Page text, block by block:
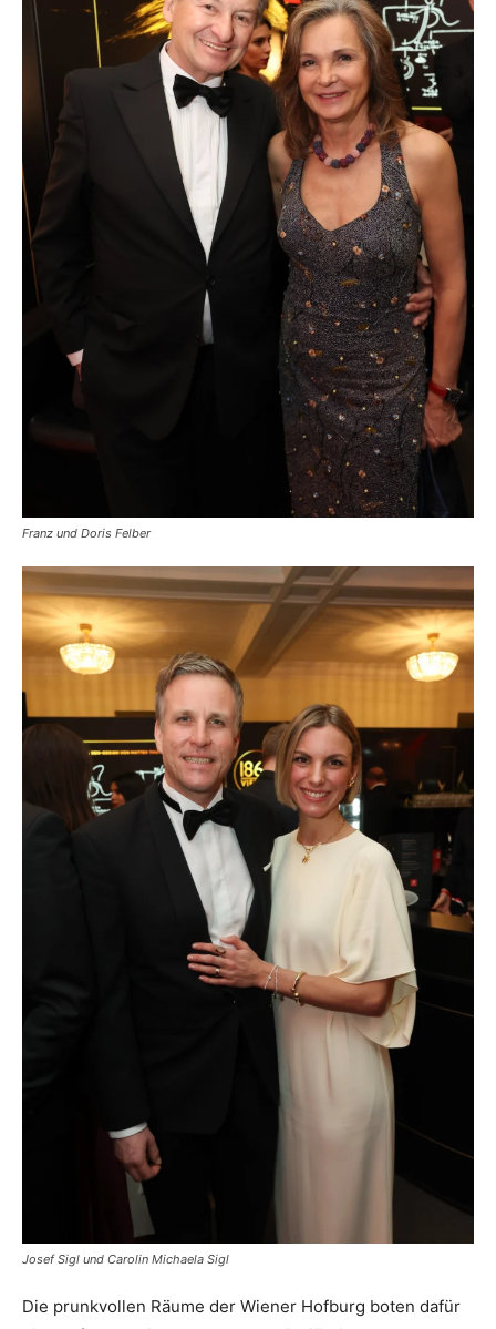
Franz und Doris Felber
Josef Sigl und Carolin Michaela Sigl
Die prunkvollen Räume der Wiener Hofburg boten dafür